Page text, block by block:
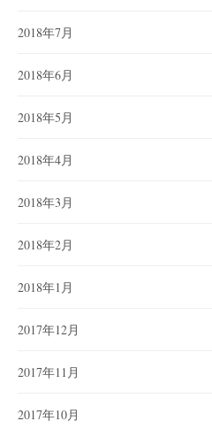
2018年7月
2018年6月
2018年5月
2018年4月
2018年3月
2018年2月
2018年1月
2017年12月
2017年11月
2017年10月